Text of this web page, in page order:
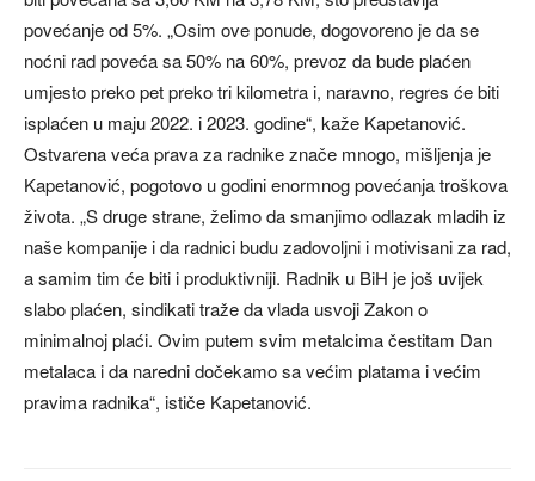
povećanje od 5%. „Osim ove ponude, dogovoreno je da se
noćni rad poveća sa 50% na 60%, prevoz da bude plaćen
umjesto preko pet preko tri kilometra i, naravno, regres će biti
isplaćen u maju 2022. i 2023. godine“, kaže Kapetanović.
Ostvarena veća prava za radnike znače mnogo, mišljenja je
Kapetanović, pogotovo u godini enormnog povećanja troškova
života. „S druge strane, želimo da smanjimo odlazak mladih iz
naše kompanije i da radnici budu zadovoljni i motivisani za rad,
a samim tim će biti i produktivniji. Radnik u BiH je još uvijek
slabo plaćen, sindikati traže da vlada usvoji Zakon o
minimalnoj plaći. Ovim putem svim metalcima čestitam Dan
metalaca i da naredni dočekamo sa većim platama i većim
pravima radnika“, ističe Kapetanović.